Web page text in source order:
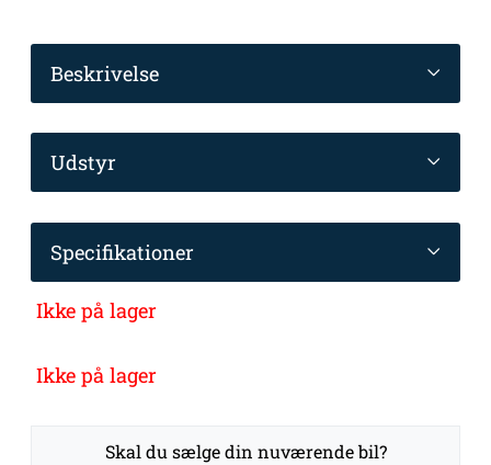
Beskrivelse
Udstyr
Specifikationer
Ikke på lager
Ikke på lager
Skal du sælge din nuværende bil?